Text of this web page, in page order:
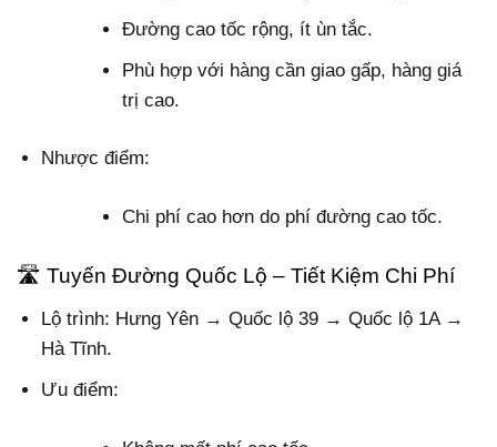
Đường cao tốc rộng, ít ùn tắc.
Phù hợp với hàng cần giao gấp, hàng giá
trị cao.
Nhược điểm:
Chi phí cao hơn do phí đường cao tốc.
🛣️ Tuyến Đường Quốc Lộ – Tiết Kiệm Chi Phí
Lộ trình: Hưng Yên → Quốc lộ 39 → Quốc lộ 1A →
Hà Tĩnh.
Ưu điểm: